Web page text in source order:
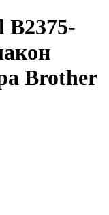
B2375-
Brother